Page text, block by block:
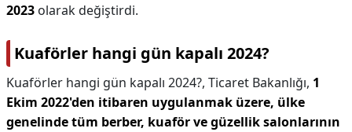
2023 olarak değiştirdi.
Kuaförler hangi gün kapalı 2024?
Kuaförler hangi gün kapalı 2024?, Ticaret Bakanlığı, 1
Ekim 2022'den itibaren uygulanmak üzere, ülke
genelinde tüm berber, kuaför ve güzellik salonlarının